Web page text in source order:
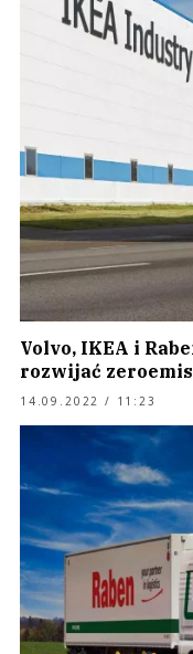
Volvo, IKEA i
rozwijać
14.09.2022 / 11:23